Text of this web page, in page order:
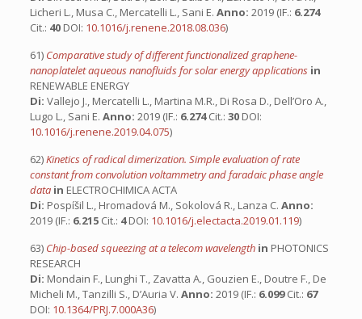
Licheri L., Musa C., Mercatelli L., Sani E. Anno: 2019 (IF.: 6.274
Cit.: 40 DOI: 10.1016/j.renene.2018.08.036)
61) Comparative study of different functionalized graphene-
nanoplatelet aqueous nanofluids for solar energy applications in
RENEWABLE ENERGY
Di: Vallejo J., Mercatelli L., Martina M.R., Di Rosa D., Dell’Oro A.,
Lugo L., Sani E. Anno: 2019 (IF.: 6.274Cit.: 30 DOI:
10.1016/j.renene.2019.04.075)
62)Kinetics of radical dimerization. Simple evaluation of rate
constant from convolution voltammetry and faradaic phase angle
data in ELECTROCHIMICA ACTA
Di: Pospíšil L., Hromadová M., Sokolová R., Lanza C. Anno:
2019 (IF.: 6.215 Cit.: 4DOI: 10.1016/j.electacta.2019.01.119)
63) Chip-based squeezing at a telecom wavelength in PHOTONICS
RESEARCH
Di: Mondain F., Lunghi T., Zavatta A., Gouzien E., Doutre F., De
Micheli M., Tanzilli S., D’Auria V. Anno: 2019 (IF.: 6.099Cit.: 67
DOI: 10.1364/PRJ.7.000A36)